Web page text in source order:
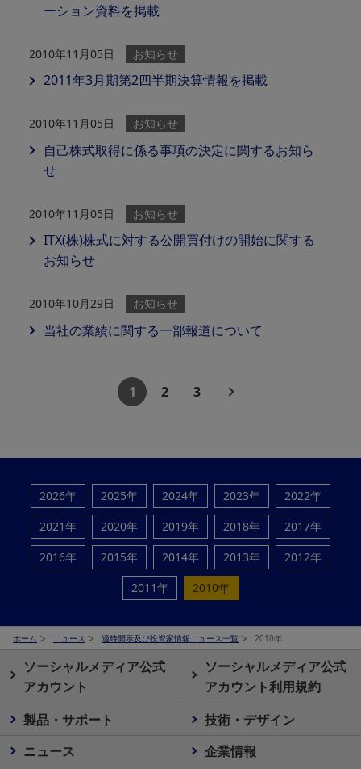
ーション資料を掲載
2010年11月05日 お知らせ
2011年3月期第2四半期決算情報を掲載
2010年11月05日 お知らせ
自己株式取得に係る事項の決定に関するお知ら
せ
2010年11月05日 お知らせ
ITX(株)株式に対する公開買付けの開始に関する
お知らせ
2010年10月29日 お知らせ
当社の業績に関する一部報道について
1 2 3
2026年 2025年 2024年 2023年
2022年
2021年
2020年 2019年 2018年
2017年
2016年
2015年 2014年 2013年
2012年
2011年
2010年
ホーム ニュース 適時開示及び投資家情報ニュース一覧 2010年
ソーシャルメディア公式
アカウント
ソーシャルメディア公式
アカウント利用規約
製品・サポート
技術・デザイン
ニュース
企業情報